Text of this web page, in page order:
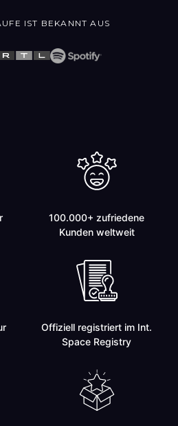
IST BEKANNT AUS
100.000+ zufriedene
Kunden weltweit
Offiziell registriert im Int.
Space Registry